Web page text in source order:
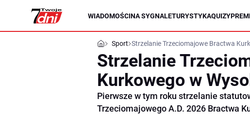
WIADOMOŚCINA SYGNALETURYSTYKAQUIZY
Sport Strzelanie Trzeciomajowe Bractwa
Strzelanie
Kurkowego w
Pierwsze w tym roku strzelanie
Trzeciomajowego A.D. 2026 Bractwa